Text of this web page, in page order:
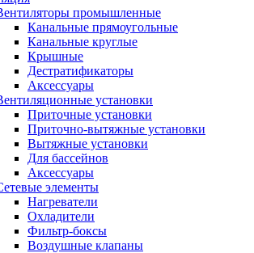
промышленные
Канальные прямоугольные
Канальные круглые
Крышные
Дестратификаторы
Аксессуары
установки
Приточные установки
Приточно-вытяжные установки
Вытяжные установки
Для бассейнов
Аксессуары
элементы
Нагреватели
Охладители
Фильтр-боксы
Воздушные клапаны